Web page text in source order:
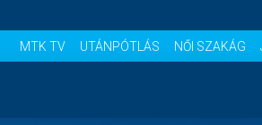
MTK TV UTÁNPÓTLÁS NŐI SZAKÁG